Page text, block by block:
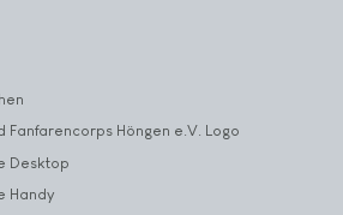
Fanfarencorps Höngen e.V. Logo
Desktop
Handy